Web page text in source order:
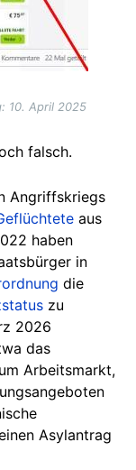
10. April 2025
falsch.
Angriffskriegs
aus
haben
in
die
zu
2026
das
Arbeitsmarkt,
Asylantrag